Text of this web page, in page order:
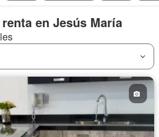
en Jesús María